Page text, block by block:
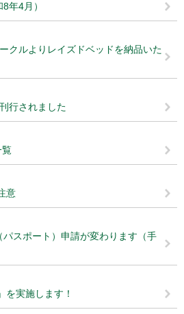
年4月）
クルよりレイズドベッドを納品いた
行されました
意
スポート）申請が変わります（手
を実施します！